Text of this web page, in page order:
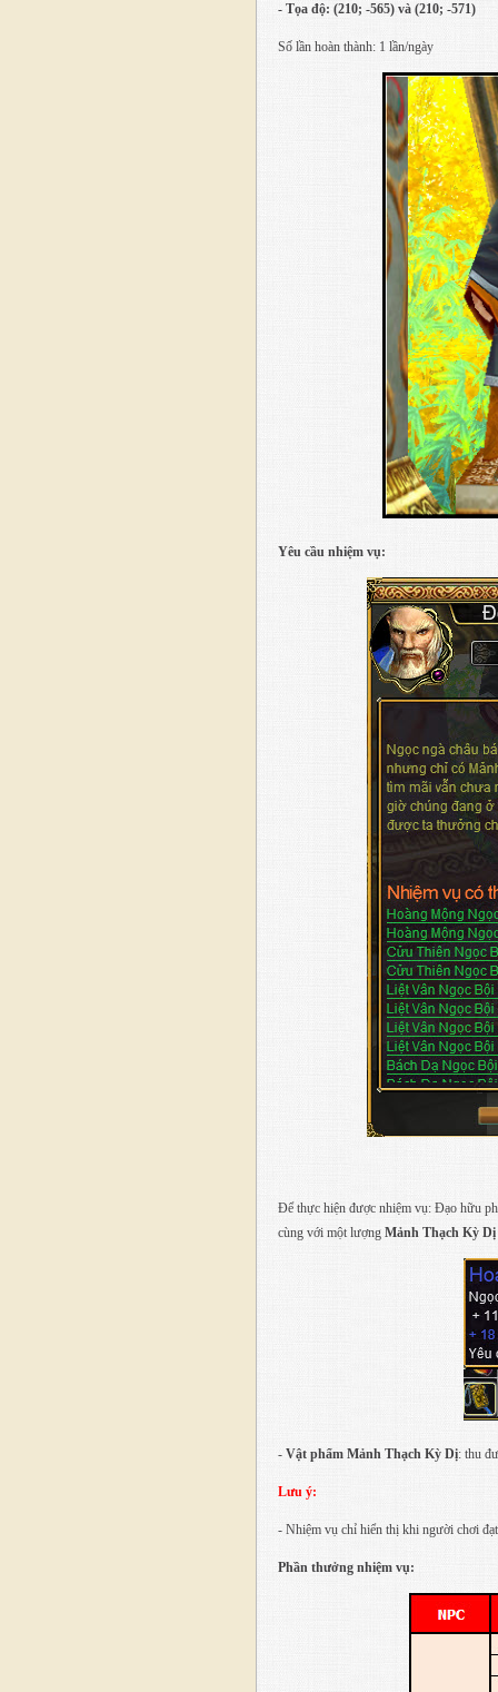
- Tọa độ: (210; -565) và (210; -571)
Số lần hoàn thành: 1 lần/ngày
Yêu cầu nhiệm vụ:
Để thực hiện được nhiệm vụ: Đạo hữu
cùng với một lượng Mảnh Thạch Kỳ Dị
- Vật phẩm Mảnh Thạch Kỳ Dị: thu
Lưu ý:
- Nhiệm vụ chỉ hiển thị khi người chơi
Phần thưởng nhiệm vụ: